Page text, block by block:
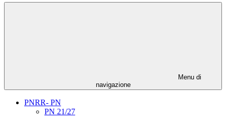
Menu di
navigazione
PNRR- PN
PN 21/27